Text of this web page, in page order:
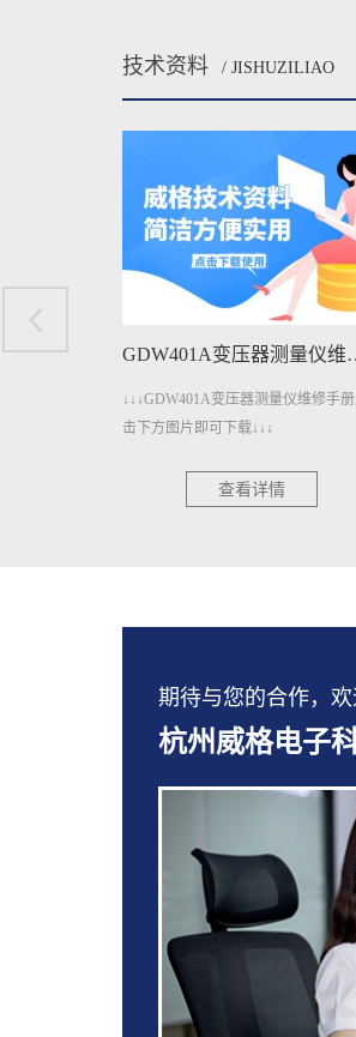
技术资料 / JISHUZILIAO
GDW401A
↓↓↓GDW401A变压器测量仪维修手
击下方图片即可下载↓↓↓
查看详情
期待与您的合作，
杭州威格电子